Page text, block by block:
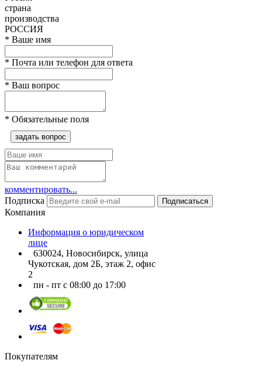
страна
производства
РОССИЯ
* Ваше имя
* Почта или телефон для ответа
* Ваш вопрос
* Обязательные поля
задать вопрос
комментировать...
Подписка
Подписаться
Компания
Информация о юридическом
лице
630024, Новосибирск, улица
Чукотская, дом 2Б, этаж 2, офис
2
пн - пт с 08:00 до 17:00
Покупателям